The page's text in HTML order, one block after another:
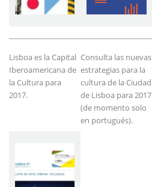
Lisboa es la Capital
Iberoamericana de
la Cultura para
2017.
Consulta las nuevas
estrategias para la
cultura de la Ciudad
de Lisboa para 2017
(de momento solo
en portugués).